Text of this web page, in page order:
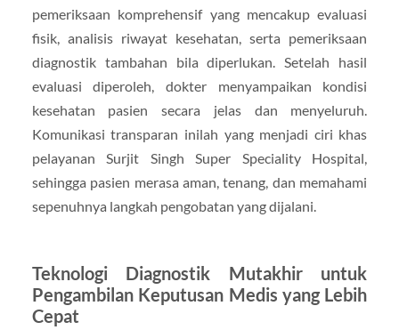
pemeriksaan komprehensif yang mencakup evaluasi
fisik, analisis riwayat kesehatan, serta pemeriksaan
diagnostik tambahan bila diperlukan. Setelah hasil
evaluasi diperoleh, dokter menyampaikan kondisi
kesehatan pasien secara jelas dan menyeluruh.
Komunikasi transparan inilah yang menjadi ciri khas
pelayanan Surjit Singh Super Speciality Hospital,
sehingga pasien merasa aman, tenang, dan memahami
sepenuhnya langkah pengobatan yang dijalani.
Teknologi Diagnostik Mutakhir untuk
Pengambilan Keputusan Medis yang Lebih
Cepat